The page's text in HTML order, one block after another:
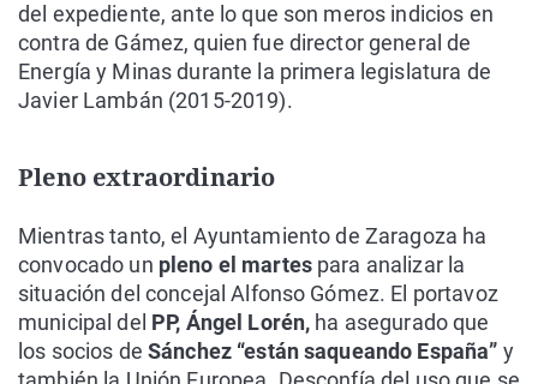
del expediente, ante lo que son meros indicios en
contra de Gámez, quien fue director general de
Energía y Minas durante la primera legislatura de
Javier Lambán (2015-2019).
Pleno extraordinario
Mientras tanto, el Ayuntamiento de Zaragoza ha
convocado un pleno el martespara analizar la
situación del concejal Alfonso Gómez. El portavoz
municipal del PP, Ángel Lorén, ha asegurado que
los socios de Sánchez “están saqueando España” y